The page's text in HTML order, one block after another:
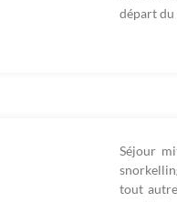
départ du
Séjour
tout